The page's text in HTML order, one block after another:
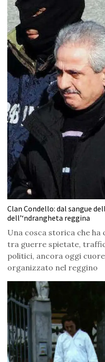
Clan Condello: dal sangue
dell’‘ndrangheta reggina
Una cosca storica che
tra guerre spietate,
politici, ancora oggi
organizzato nel reggino